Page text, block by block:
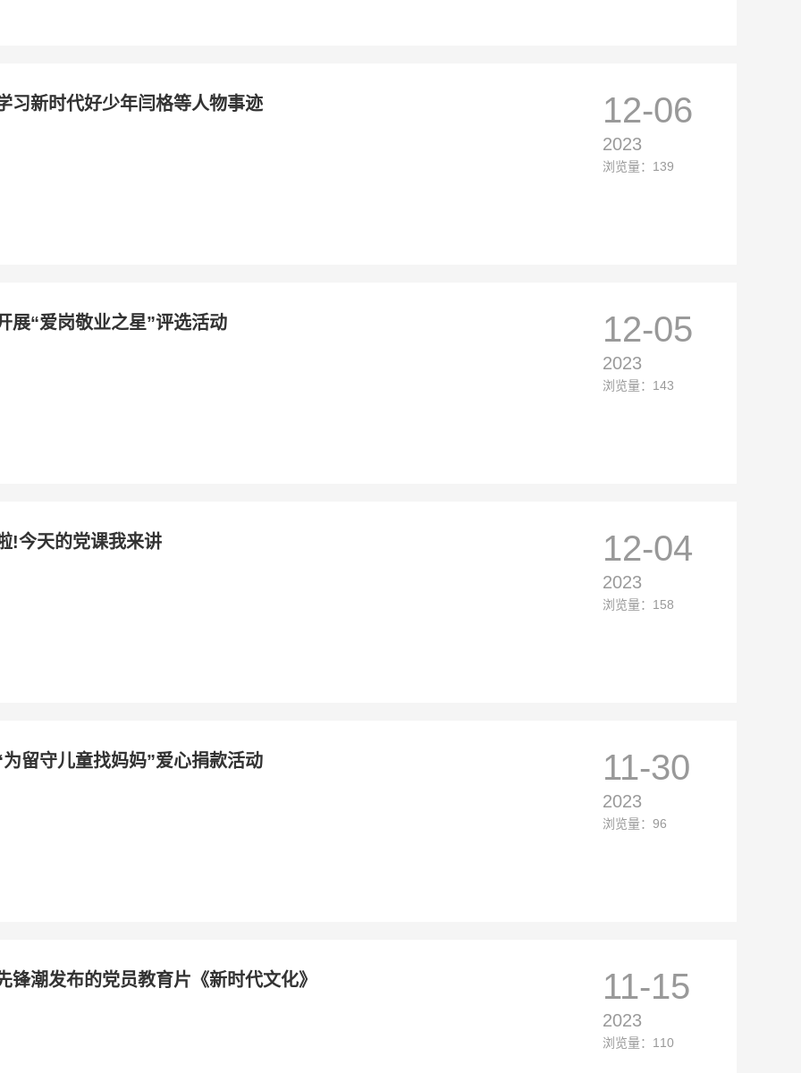
12-06
2023
浏览量：139
习新时代好少年闫格等人物事迹
12-05
2023
浏览量：143
展“爱岗敬业之星”评选活动
12-04
2023
浏览量：158
!今天的党课我来讲
11-30
2023
浏览量：96
为留守儿童找妈妈”爱心捐款活动
11-15
2023
浏览量：110
锋潮发布的党员教育片《新时代文化》